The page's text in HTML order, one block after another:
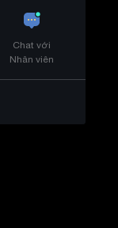
Chat với
Nhân viên